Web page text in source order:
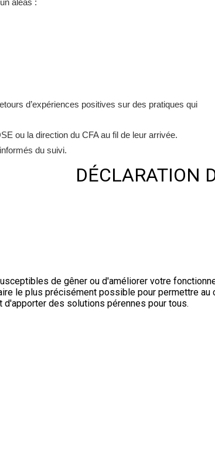
aléas :
d’expériences positives sur des pratiques qui
ou la direction du CFA au fil de leur arrivée.
du suivi.